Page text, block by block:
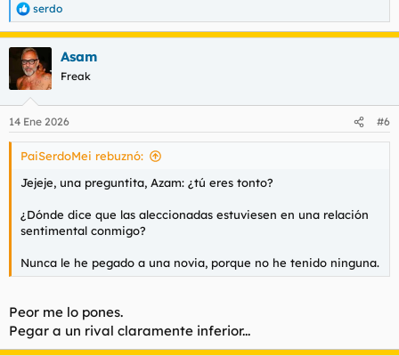
R
e
a
i
e
s
serdo
Asam
Freak
14 Ene 2026 #6
PaiSerdoMei rebuznó:
Jejeje, una preguntita, Azam: ¿tú eres tonto?
¿Dónde dice que las aleccionadas estuviesen en una relación
sentimental conmigo?
Nunca le he pegado a una novia, porque no he tenido ninguna.
Peor me lo pones.
Pegar a un rival claramente inferior...